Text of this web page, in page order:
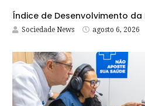
Sociedade News agosto 6, 2026